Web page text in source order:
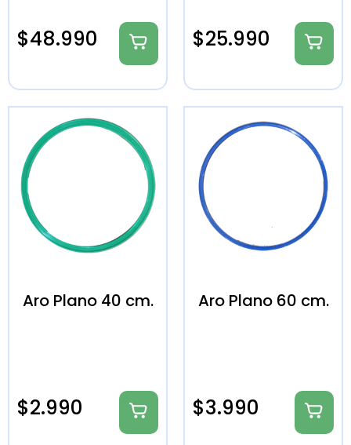
$48.990 $25.990
Aro Plano 40 cm.
$2.990
Aro Plano 60 cm.
$3.990